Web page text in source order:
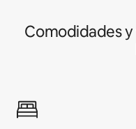
Comodidades